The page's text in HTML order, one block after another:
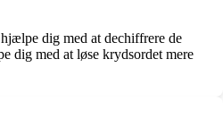
dig med at dechiffrere de
dig med at løse krydsordet mere